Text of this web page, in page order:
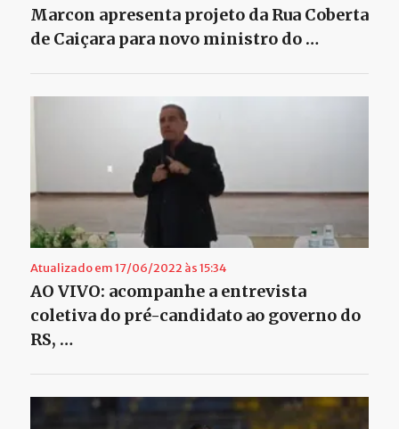
Marcon apresenta projeto da Rua Coberta
de Caiçara para novo ministro do …
Atualizado em 17/06/2022 às 15:34
AO VIVO: acompanhe a entrevista
coletiva do pré-candidato ao governo do
RS, …